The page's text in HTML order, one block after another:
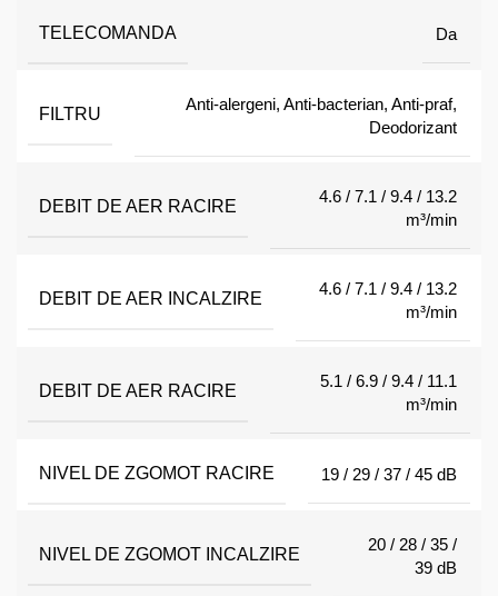
TELECOMANDA Da
FILTRU
Anti-alergeni, Anti-bacterian, Anti-praf,
Deodorizant
DEBIT DE AER RACIRE
4.6 / 7.1 / 9.4 / 13.2
m³/min
DEBIT DE AER INCALZIRE
4.6 / 7.1 / 9.4 / 13.2
m³/min
DEBIT DE AER RACIRE
5.1 / 6.9 / 9.4 / 11.1
m³/min
NIVEL DE ZGOMOT RACIRE 19 / 29 / 37 / 45 dB
NIVEL DE ZGOMOT INCALZIRE
20 / 28 / 35 /
39 dB